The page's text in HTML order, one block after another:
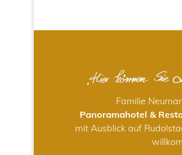
Familie
Panoramahotel &
mit Ausblick auf